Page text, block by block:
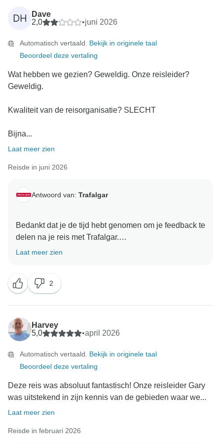
DH
Dave
2,0
•juni 2026
Automatisch vertaald. Bekijk in originele taal
Beoordeel deze vertaling
Wat hebben we gezien? Geweldig. Onze reisleider?
Geweldig.
Kwaliteit van de reisorganisatie? SLECHT
Bijna...
Laat meer zien
Reisde in juni 2026
Antwoord van: Trafalgar
Bedankt dat je de tijd hebt genomen om je feedback te
delen na je reis met Trafalgar.
reisleiders tijdens je reis geweldig vond. Het spijt ons
echter oprecht te horen dat je teleurgesteld was over
bepaalde aspecten van het reisprogramma en hoe de
dag is verlopen.
We begrijpen je zorgen over de optionele activiteiten
en de opzet van het programma. We bieden een scala
aan optionele activiteiten aan die zijn ontworpen om
unieke inzichten in de lokale cultuur en zorgen voor
spannende hoogtepunten tijdens je reis. Houd er
rekening mee dat deze opties volledig vrijwillig zijn en
Laat meer zien
2
Harvey
5,0
•april 2026
Automatisch vertaald. Bekijk in originele taal
Beoordeel deze vertaling
Deze reis was absoluut fantastisch! Onze reisleider Gary
was uitstekend in zijn kennis van de gebieden waar we...
Laat meer zien
Reisde in februari 2026